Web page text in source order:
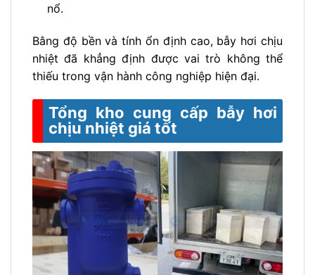
nổ.
Bằng độ bền và tính ổn định cao, bẫy hơi chịu
nhiệt đã khẳng định được vai trò không thể
thiếu trong vận hành công nghiệp hiện đại.
Tổng kho cung cấp bẫy hơi
chịu nhiệt giá tốt